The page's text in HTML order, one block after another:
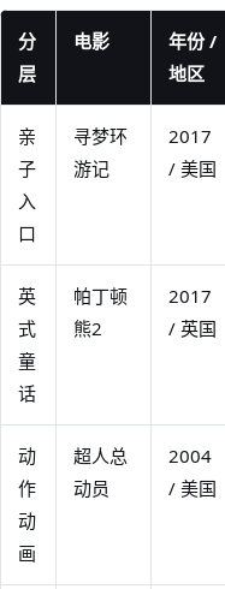
分
层
电影
年份 /
地区
亲
子
入
口
寻梦环
游记
2017
/ 美国
英
式
童
话
帕丁顿
熊2
2017
/ 英国
动
作
动
画
超人总
动员
2004
/ 美国